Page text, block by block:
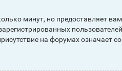
минут, но предоставляет
на форумах означает